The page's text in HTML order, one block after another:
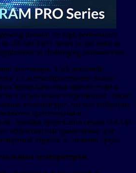
demand for high-performance
DRAM PRO Series to add value to
in challenging environments.
поставщик AIoT-решений,
на высокопроизводительные
промышленных применений и
в управлении нагреванием. Такие
температуры, частые вибрации
критичными в
Innodisk представил серию DRAM
эффективным применение для
отрасли в сложной среде.
температурам